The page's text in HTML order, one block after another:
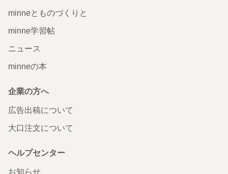
minneとものづくりと
minne学習帖
ニュース
minneの本
企業の方へ
広告出稿について
大口注文について
ヘルプセンター
お知らせ